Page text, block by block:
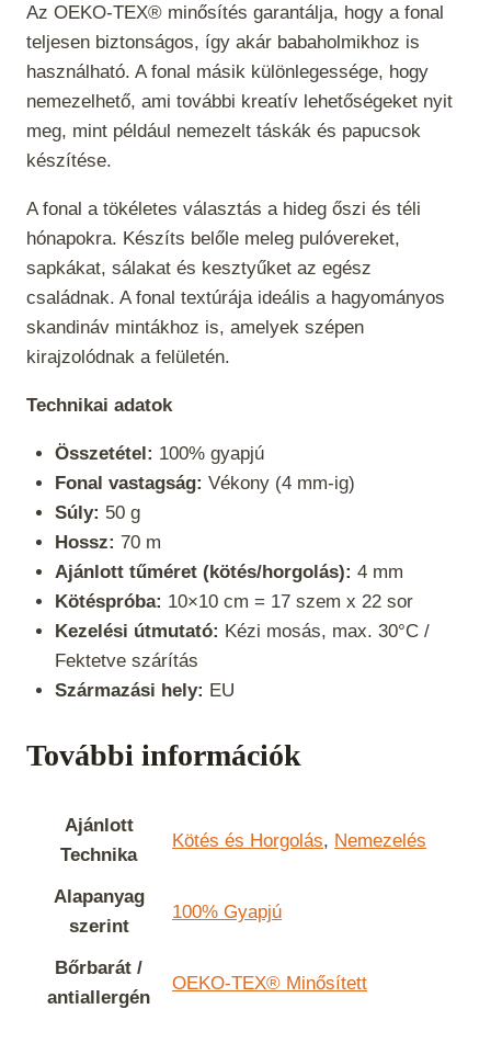
Az OEKO-TEX® minősítés garantálja, hogy a fonal
teljesen biztonságos, így akár babaholmikhoz is
használható. A fonal másik különlegessége, hogy
nemezelhető, ami további kreatív lehetőségeket nyit
meg, mint például nemezelt táskák és papucsok
készítése.
A fonal a tökéletes választás a hideg őszi és téli
hónapokra. Készíts belőle meleg pulóvereket,
sapkákat, sálakat és kesztyűket az egész
családnak. A fonal textúrája ideális a hagyományos
skandináv mintákhoz is, amelyek szépen
kirajzolódnak a felületén.
Technikai adatok
Összetétel: 100% gyapjú
Fonal vastagság: Vékony (4 mm-ig)
Súly: 50 g
Hossz: 70 m
Ajánlott tűméret (kötés/horgolás): 4 mm
Kötéspróba: 10×10 cm = 17 szem x 22 sor
Kezelési útmutató: Kézi mosás, max. 30°C /
Fektetve szárítás
Származási hely: EU
További információk
Ajánlott
Technika
Kötés és Horgolás, Nemezelés
Alapanyag
szerint
100% Gyapjú
Bőrbarát /
antiallergén
OEKO-TEX® Minősített